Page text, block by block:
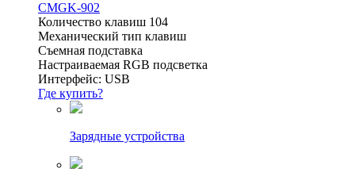
CMGK-902
Количество клавиш 104
Механический тип клавиш
Съемная подставка
Настраиваемая RGB подсветка
Интерфейс: USB
Где купить?
Зарядные устройства